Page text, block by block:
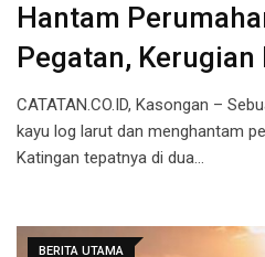
Hantam
Pegatan, Kerugian
CATATAN.CO.ID, Kasongan –
kayu log larut dan menghantam
Katingan tepatnya di dua…
BERITA UTAMA